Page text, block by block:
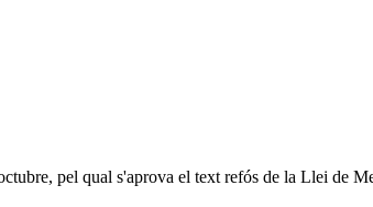
pel qual s'aprova el text refós de la Llei de